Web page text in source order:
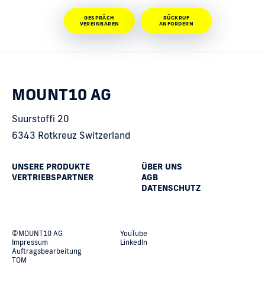
GESPRÄCH
VEREINBAREN
RÜCKRUF
ANFORDERN
MOUNT10 AG
Suurstoffi 20
6343 Rotkreuz Switzerland
UNSERE PRODUKTE
VERTRIEBSPARTNER
ÜBER UNS
AGB
DATENSCHUTZ
©MOUNT10 AG
Impressum
Auftragsbearbeitung
TOM
YouTube
LinkedIn